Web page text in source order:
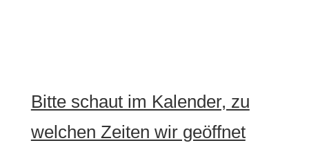
Bitte schaut im Kalender, zu
welchen Zeiten wir geöffnet